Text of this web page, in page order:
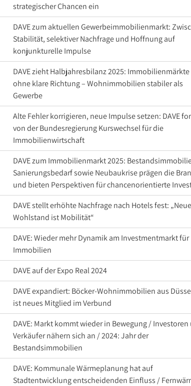
strategischer Chancen ein
DAVE zum aktuellen Gewerbeimmobilienmarkt:
Stabilität, selektiver Nachfrage und Hoffnung auf
konjunkturelle Impulse
DAVE zieht Halbjahresbilanz 2025:
ohne klare Richtung – Wohnimmobilien stabiler als
Gewerbe
Alte Fehler korrigieren, neue Impulse setzen: DAVE
von der Bundesregierung Kurswechsel für die
Immobilienwirtschaft
DAVE zum Immobilienmarkt 2025:
Sanierungsbedarf sowie Neubaukrise prägen die
und bieten Perspektiven für chancenorientierte
DAVE stellt erhöhte Nachfrage nach Hotels fest:
Wohlstand ist Mobilität“
DAVE: Wieder mehr Dynamik am Investmentmarkt für
Immobilien
DAVE auf der Expo Real 2024
DAVE expandiert: Böcker-Wohnimmobilien aus
ist neues Mitglied im Verbund
DAVE: Markt kommt wieder in Bewegung / Investoren
Verkäufer nähern sich an / 2024: Jahr der
Bestandsimmobilien
DAVE: Kommunale Wärmeplanung hat auf
Stadtentwicklung entscheidenden Einfluss /